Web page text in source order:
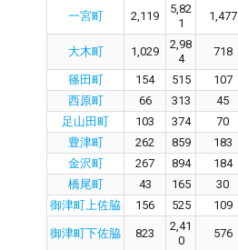
一宮町 2,119
5,82
1
1,477
大木町 1,029
2,98
4
718
篠田町 154 515 107
西原町
66 313 45
足山田町
103 374 70
豊津町
262 859 183
金沢町
267 894 184
橋尾町
43 165 30
御津町上佐脇
156 525 109
御津町下佐脇 823
2,41
0
576